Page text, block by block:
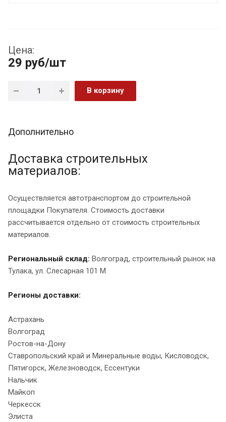
Цена:
29 руб/шт
В корзину
Дополнительно
Доставка строительных
материалов:
Осуществляется автотранспортом до строительной
площадки Покупателя. Стоимость доставки
рассчитывается отдельно от стоимость строительных
материалов.
Региональный склад: Волгоград, строительный рынок на
Тулака, ул. Слесарная 101 М
Регионы доставки:
Астрахань
Волгоград
Ростов-на-Дону
Ставропольский край и Минеральные воды, Кисловодск,
Пятигорск, Железноводск, Ессентуки
Нальчик
Майкоп
Черкесск
Элиста